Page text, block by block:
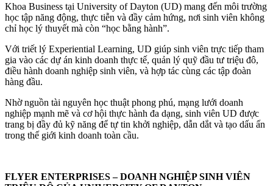
Khoa Business tại University of Dayton (UD) mang đến môi trường
học tập năng động, thực tiễn và đầy cảm hứng, nơi sinh viên không
chỉ học lý thuyết mà còn “học bằng hành”.
Với triết lý Experiential Learning, UD giúp sinh viên trực tiếp tham
gia vào các dự án kinh doanh thực tế, quản lý quỹ đầu tư triệu đô,
điều hành doanh nghiệp sinh viên, và hợp tác cùng các tập đoàn
hàng đầu.
Nhờ nguồn tài nguyên học thuật phong phú, mạng lưới doanh
nghiệp mạnh mẽ và cơ hội thực hành đa dạng, sinh viên UD được
trang bị đầy đủ kỹ năng để tự tin khởi nghiệp, dẫn dắt và tạo dấu ấn
trong thế giới kinh doanh toàn cầu.
FLYER ENTERPRISES – DOANH NGHIỆP SINH VIÊN